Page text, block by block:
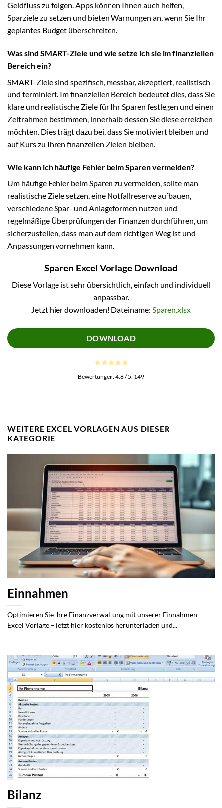
Geldfluss zu folgen. Apps können Ihnen auch helfen,
Sparziele zu setzen und bieten Warnungen an, wenn Sie Ihr
geplantes Budget überschreiten.
Was sind SMART-Ziele und wie setze ich sie im finanziellen
Bereich ein?
SMART-Ziele sind spezifisch, messbar, akzeptiert, realistisch
und terminiert. Im finanziellen Bereich bedeutet dies, dass Sie
klare und realistische Ziele für Ihr Sparen festlegen und einen
Zeitrahmen bestimmen, innerhalb dessen Sie diese erreichen
möchten. Dies trägt dazu bei, dass Sie motiviert bleiben und
auf Kurs zu Ihren finanzellen Zielen bleiben.
Wie kann ich häufige Fehler beim Sparen vermeiden?
Um häufige Fehler beim Sparen zu vermeiden, sollte man
realistische Ziele setzen, eine Notfallreserve aufbauen,
verschiedene Spar- und Anlageformen nutzen und
regelmäßige Überprüfungen der Finanzen durchführen, um
sicherzustellen, dass man auf dem richtigen Weg ist und
Anpassungen vornehmen kann.
Sparen Excel Vorlage Download
Diese Vorlage ist sehr übersichtlich, einfach und individuell
anpassbar.
Jetzt hier downloaden! Dateiname: Sparen.xlsx
DOWNLOAD
Bewertungen:4.8/ 5. 149
WEITERE EXCEL VORLAGEN AUS DIESER
KATEGORIE
Einnahmen
Optimieren Sie Ihre Finanzverwaltung mit unserer Einnahmen
Excel Vorlage – jetzt hier kostenlos herunterladen und...
Bilanz